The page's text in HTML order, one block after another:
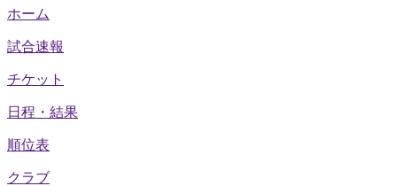
ホーム
試合速報
チケット
日程・結果
順位表
クラブ